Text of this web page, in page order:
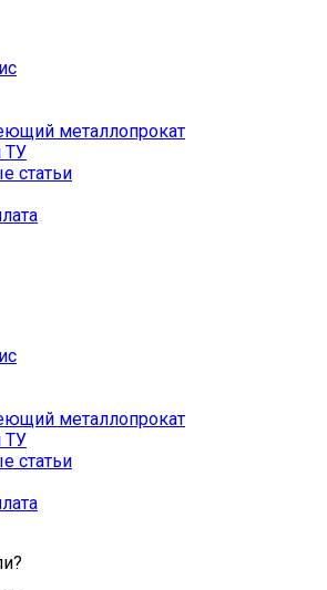
металлопрокат
ТУ
статьи
металлопрокат
ТУ
статьи